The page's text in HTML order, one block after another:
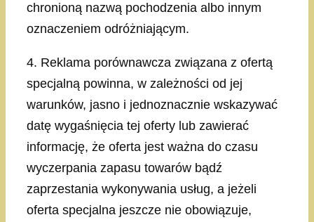
chronioną nazwą pochodzenia albo innym
oznaczeniem odróżniającym.
4. Reklama porównawcza związana z ofertą
specjalną powinna, w zależności od jej
warunków, jasno i jednoznacznie wskazywać
datę wygaśnięcia tej oferty lub zawierać
informację, że oferta jest ważna do czasu
wyczerpania zapasu towarów bądź
zaprzestania wykonywania usług, a jeżeli
oferta specjalna jeszcze nie obowiązuje,